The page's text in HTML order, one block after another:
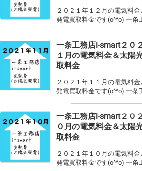
２０２１年１２月の電気料金
発電買取料金です(o^^o) 一条
一条工務店i-smart２０
１月の電気料金＆太陽
取料金
２０２１年１１月の電気料金
発電買取料金です(o^^o) 一条
一条工務店i-smart２０
０月の電気料金＆太陽
取料金
２０２１年１０月の電気料金
発電買取料金です(o^^o) 一条